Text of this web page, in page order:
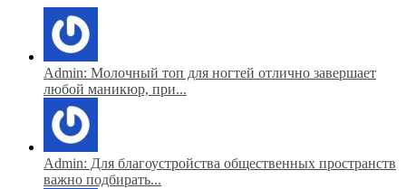
Admin: Молочный топ для ногтей отлично завершает
любой маникюр, при...
Admin: Для благоустройства общественных пространств
важно подбирать...